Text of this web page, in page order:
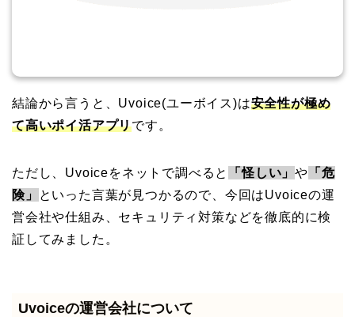
結論から言うと、Uvoice(ユーボイス)は安全性が極め
て高いポイ活アプリです。
ただし、Uvoiceをネットで調べると 「怪しい」や 「危
険」
といった言葉が見つかるので、今回はUvoiceの運
営会社や仕組み、セキュリティ対策などを徹底的に検
証してみました。
Uvoiceの運営会社について